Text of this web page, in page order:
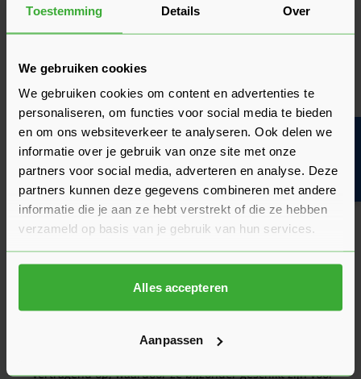
Toestemming Details Over
We gebruiken cookies
We gebruiken cookies om content en advertenties te
personaliseren, om functies voor social media te bieden
en om ons websiteverkeer te analyseren. Ook delen we
informatie over je gebruik van onze site met onze
partners voor social media, adverteren en analyse. Deze
partners kunnen deze gegevens combineren met andere
informatie die je aan ze hebt verstrekt of die ze hebben
verzameld op basis van je gebruik van hun services.
Alles accepteren
Aanpassen
eenvoudig te gebruiken en te verwerken vanwege hun
lichte gewicht.
toepassingen, zoals het maken van binnenwanden en
plafonds.
Afwerking:gipsplaten hebben een glad oppervlak dat
gemakkelijk geschilderd, behangen, gestuct of gesausd
Brandwerendheid:doordat gips bestaat uit kleine
kristallen die water bevatten, zijn de platen brandwerend.
Deze brandwerende platen vertragen de verspreiding van
vuur, waardoor er voldoende tijd is om mensen te
evacueren.
Geluidsisolatie:gipsplaten kunnen bijdragen aan het
verminderen van geluidsoverlast in combinatie met
akoestische isolatiematerialen. Zo creëer je een rustigere
gipskern beschikken gipsplaten over vochtwerende
vertragend op, waardoor ze bijzonder geschikt zijn voor